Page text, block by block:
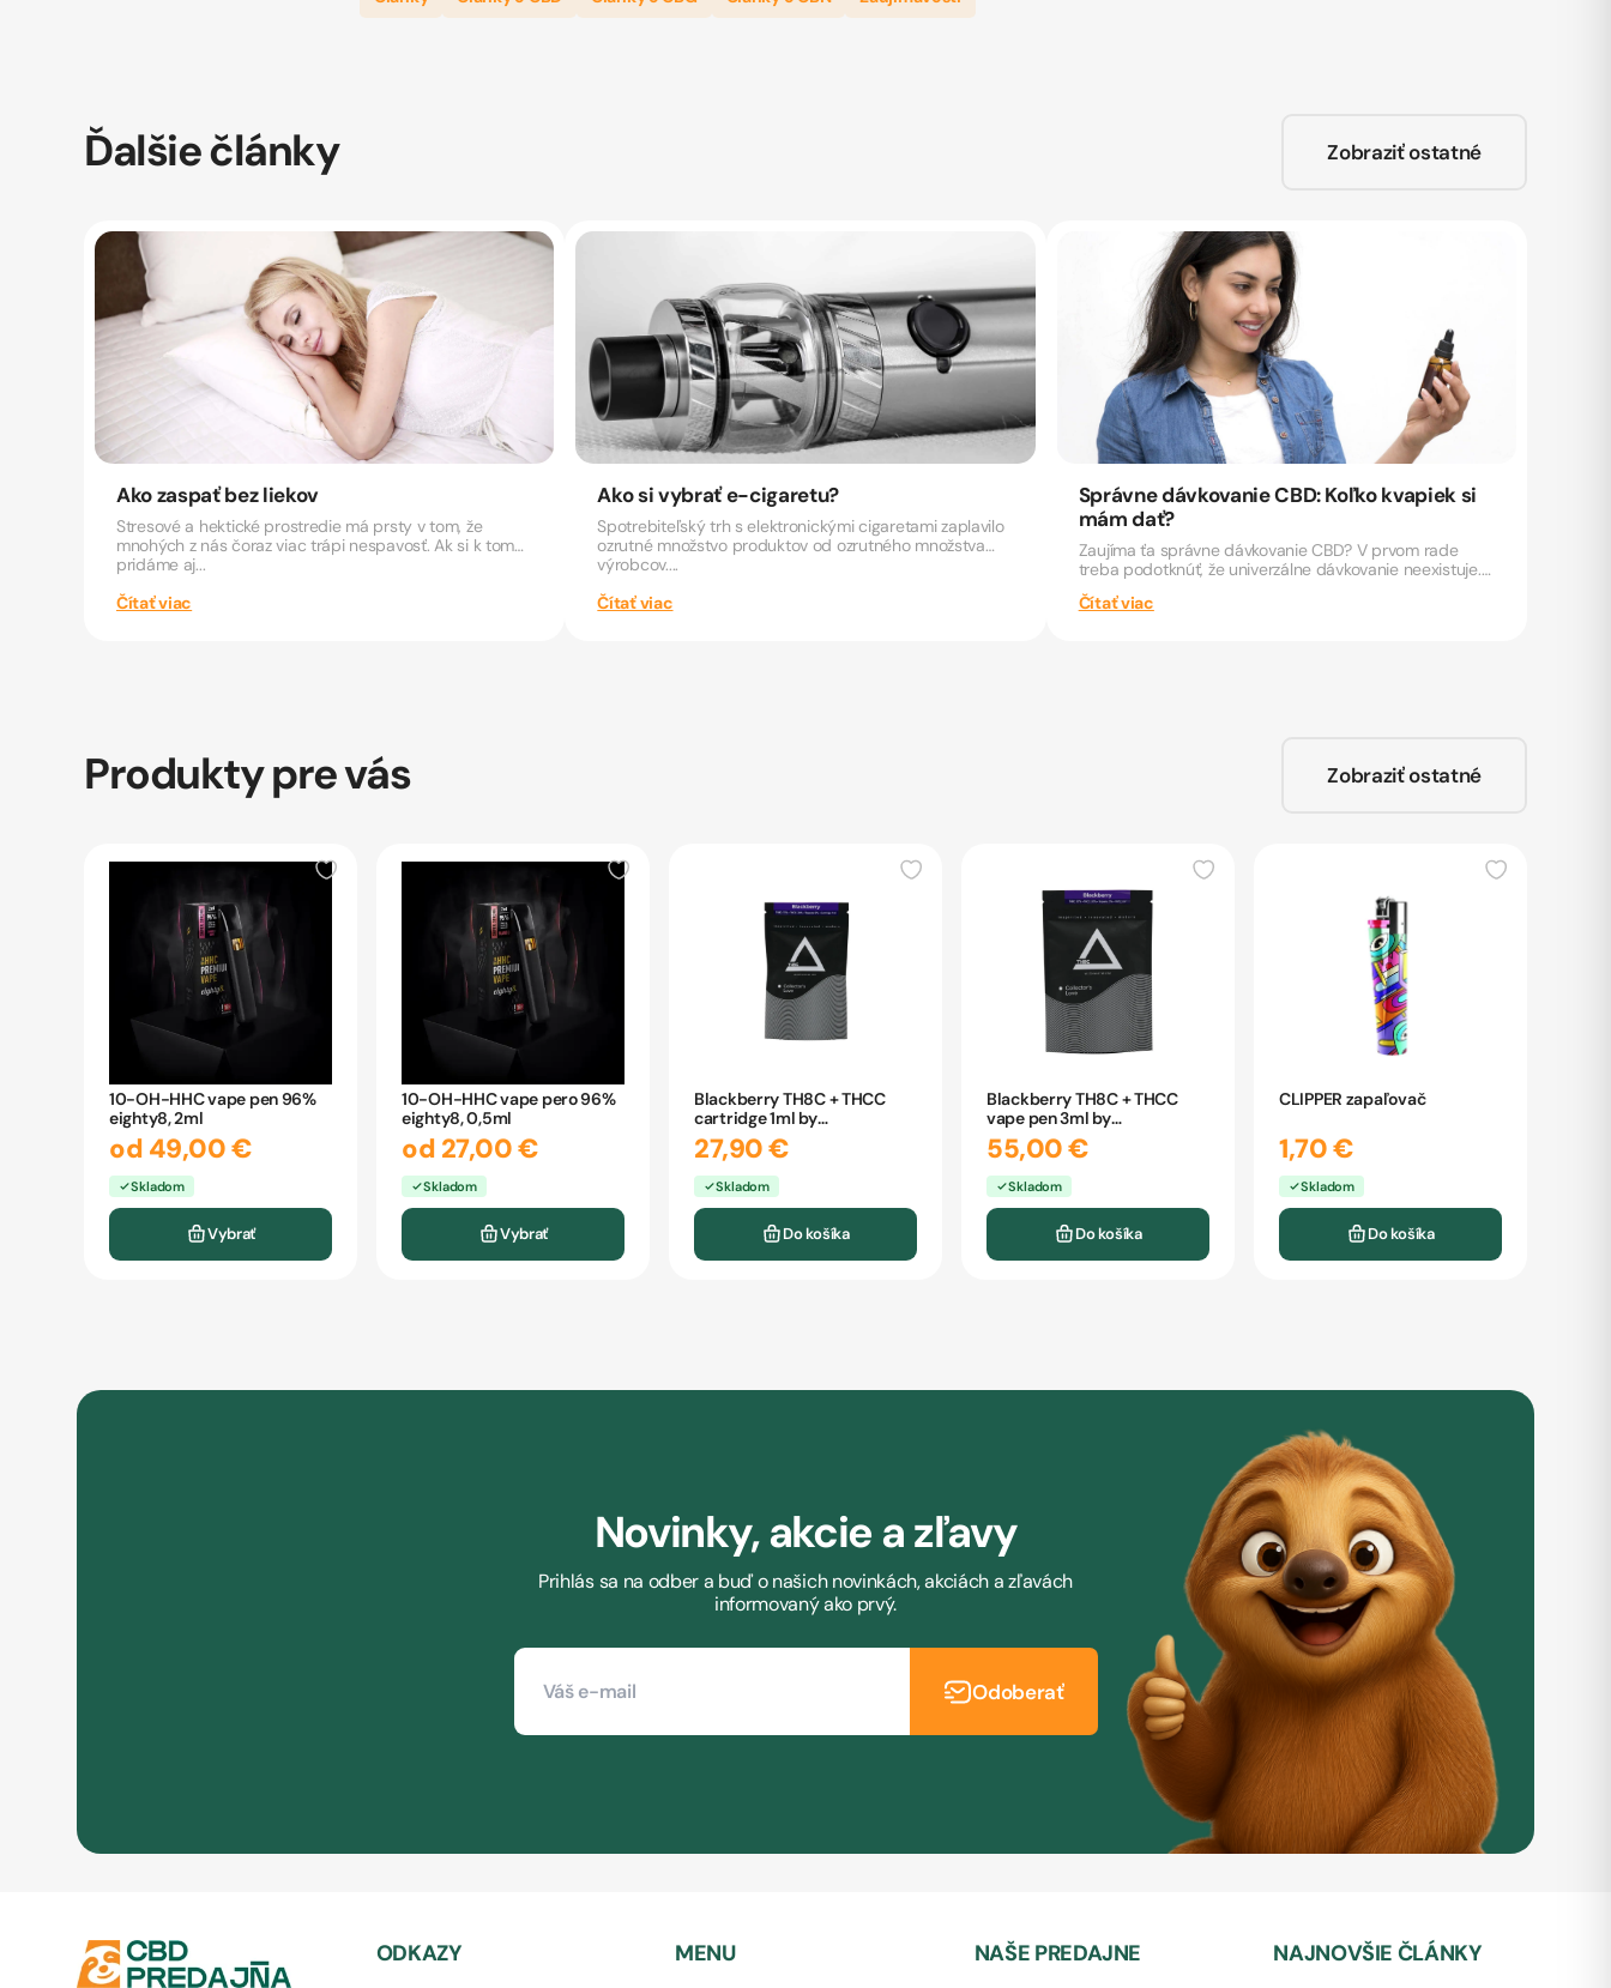
Ďalšie články Zobraziť ostatné
Ako zaspať bez liekov
Stresové a hektické prostredie má prsty v tom, že
mnohých z nás čoraz viac trápi nespavosť. Ak si k tomu
pridáme aj...
Čítať viac
Ako si vybrať e-cigaretu?
Spotrebiteľský trh s elektronickými cigaretami zaplavilo
ozrutné množstvo produktov od ozrutného množstva
výrobcov....
Čítať viac
Správne dávkovanie CBD: Koľko kvapiek si
mám dať?
Zaujíma ťa správne dávkovanie CBD? V prvom rade
treba podotknúť, že univerzálne dávkovanie neexistuje.
A to preto,...
Čítať viac
Produkty pre vás Zobraziť ostatné
10-OH-HHC vape pen 96%
eighty8, 2ml
od 49,00 €
Skladom
Vybrať
10-OH-HHC vape pero 96%
eighty8, 0,5ml
od 27,00 €
Skladom
Vybrať
Blackberry TH8C + THCC
cartridge 1ml by
CBDpredajňa
27,90 €
Skladom
Do košíka
Blackberry TH8C + THCC
vape pen 3ml by
CBDpredajňa
55,00 €
Skladom
Do košíka
CLIPPER zapaľovač
1,70 €
Skladom
Do košíka
Novinky, akcie a zľavy
Prihlás sa na odber a buď o našich novinkách, akciách a zľavách
informovaný ako prvý.
Odoberať
ODKAZY MENU NAŠE PREDAJNE NAJNOVŠIE ČLÁNKY